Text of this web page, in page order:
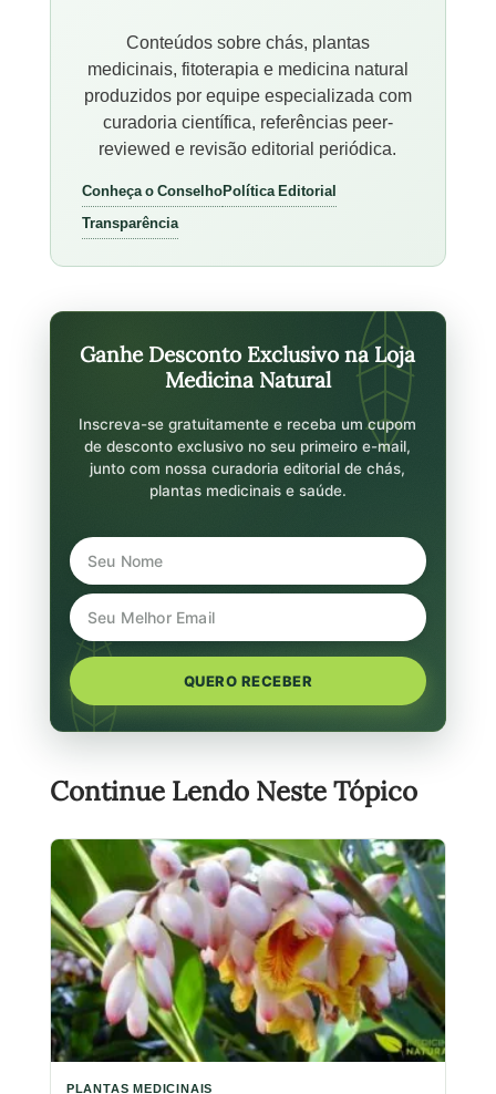
Conteúdos sobre chás, plantas
medicinais, fitoterapia e medicina natural
produzidos por equipe especializada com
curadoria científica, referências peer-
reviewed e revisão editorial periódica.
Conheça o ConselhoPolítica Editorial
Transparência
Ganhe Desconto Exclusivo na Loja
Medicina Natural
Inscreva-se gratuitamente e receba um cupom
de desconto exclusivo no seu primeiro e-mail,
junto com nossa curadoria editorial de chás,
plantas medicinais e saúde.
QUERO RECEBER
Continue Lendo Neste Tópico
PLANTAS MEDICINAIS